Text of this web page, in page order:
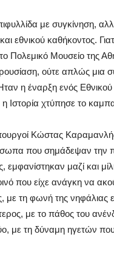
με συγκίνηση,
εθνικού καθήκοντος.
Πολεμικό Μουσείο της
ούτε απλώς μια
η έναρξη ενός
Ιστορία χτύπησε το
Κώστας
που σημάδεψαν την
εμφανίστηκαν μαζί και
που είχε ανάγκη να
τη φωνή της νηφάλιας
με το πάθος του
με τη δύναμη ηγετών